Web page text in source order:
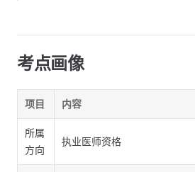
考点画像
项目 内容
所属
方向
执业医师资格